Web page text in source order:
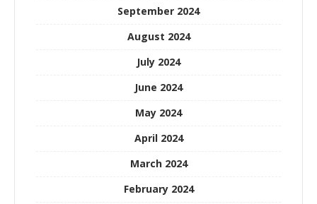
September 2024
August 2024
July 2024
June 2024
May 2024
April 2024
March 2024
February 2024